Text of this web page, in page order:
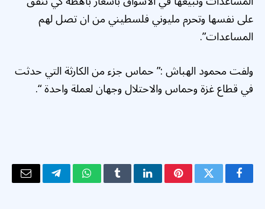
على نفسها وتحرم مليوني فلسطيني من ان تصل لهم
المساعدات”.
ولفت محمود الهباش :” حماس جزء من الكارثة التي حدثت
في قطاع غزة وحماس والاحتلال وجهان لعملة واحدة “.
فيسبوكتويتر بينتيريستلينكدإنTumblrواتسابتيلقرامالبريد